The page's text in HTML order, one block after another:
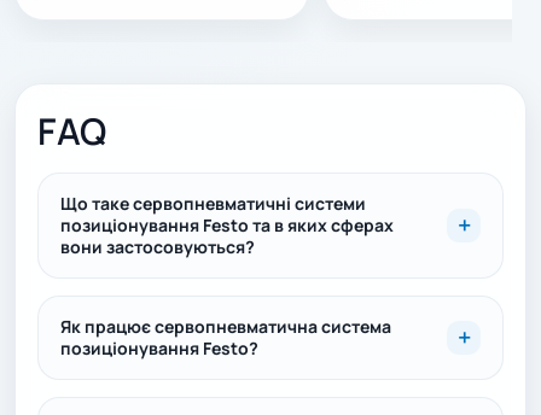
FAQ
Що таке сервопневматичні системи
позиціонування Festo та в яких сферах
вони застосовуються?
Як працює сервопневматична система
позиціонування Festo?